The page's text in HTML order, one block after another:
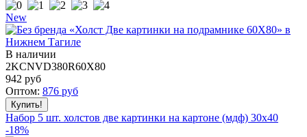
New
В наличии
2KCNVD380R60X80
942 руб
Оптом: 876 руб
Набор 5 шт. холстов две картинки на картоне (мдф) 30x40
-18%